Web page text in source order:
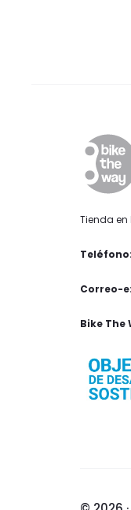
Tienda
Teléfono:
Correo-e:
Bike The